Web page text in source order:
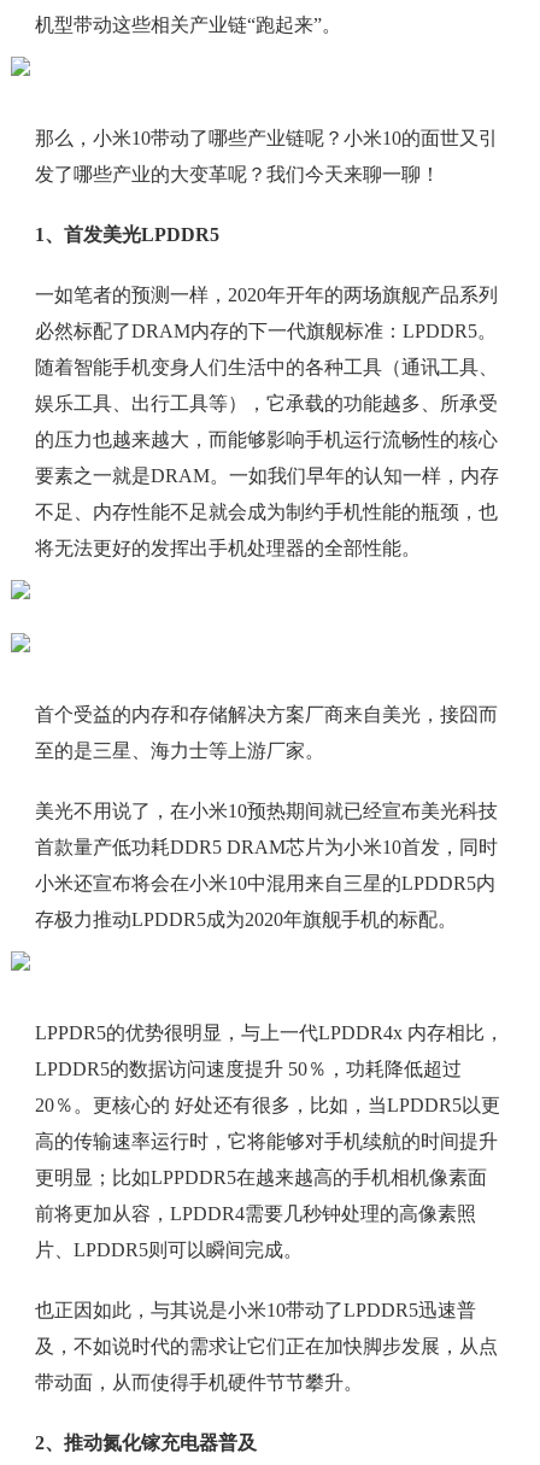
机型带动这些相关产业链“跑起来”。
那么，小米10带动了哪些产业链呢？小米10的面世又引
发了哪些产业的大变革呢？我们今天来聊一聊！
1、首发美光LPDDR5
一如笔者的预测一样，2020年开年的两场旗舰产品系列
必然标配了DRAM内存的下一代旗舰标准：LPDDR5。
随着智能手机变身人们生活中的各种工具（通讯工具、
娱乐工具、出行工具等），它承载的功能越多、所承受
的压力也越来越大，而能够影响手机运行流畅性的核心
要素之一就是DRAM。一如我们早年的认知一样，内存
不足、内存性能不足就会成为制约手机性能的瓶颈，也
将无法更好的发挥出手机处理器的全部性能。
首个受益的内存和存储解决方案厂商来自美光，接囧而
至的是三星、海力士等上游厂家。
美光不用说了，在小米10预热期间就已经宣布美光科技
首款量产低功耗DDR5 DRAM芯片为小米10首发，同时
小米还宣布将会在小米10中混用来自三星的LPDDR5内
存极力推动LPDDR5成为2020年旗舰手机的标配。
LPPDR5的优势很明显，与上一代LPDDR4x 内存相比，
LPDDR5的数据访问速度提升 50％，功耗降低超过
20％。更核心的 好处还有很多，比如，当LPDDR5以更
高的传输速率运行时，它将能够对手机续航的时间提升
更明显；比如LPPDDR5在越来越高的手机相机像素面
前将更加从容，LPDDR4需要几秒钟处理的高像素照
片、LPDDR5则可以瞬间完成。
也正因如此，与其说是小米10带动了LPDDR5迅速普
及，不如说时代的需求让它们正在加快脚步发展，从点
带动面，从而使得手机硬件节节攀升。
2、推动氮化镓充电器普及